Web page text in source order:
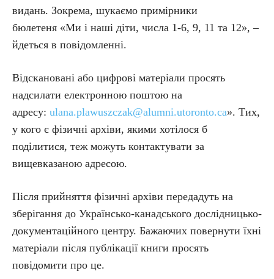
видань. Зокрема, шукаємо примірники
бюлетеня «Ми і наші діти, числа 1-6, 9, 11 та 12», –
йдеться в повідомленні.
Відскановані або цифрові матеріали просять
надсилати електронною поштою на
адресу: ulana.plawuszczak@alumni.utoronto.ca». Тих,
у кого є фізичні архіви, якими хотілося б
поділитися, теж можуть контактувати за
вищевказаною адресою.
Після прийняття фізичні архіви передадуть на
зберігання до Українсько-канадського дослідницько-
документаційного центру. Бажаючих повернути їхні
матеріали після публікації книги просять
повідомити про це.